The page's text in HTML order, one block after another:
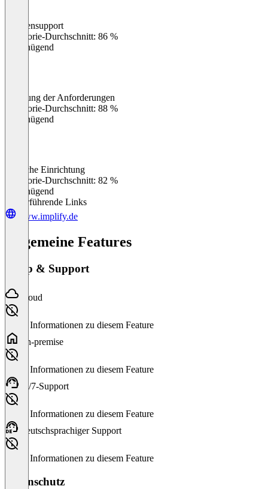
Kundensupport
Kategorie-Durchschnitt: 86 %
Ungenügend
Erfüllung der Anforderungen
Kategorie-Durchschnitt: 88 %
Ungenügend
Einfache Einrichtung
Kategorie-Durchschnitt: 82 %
Ungenügend
Weiterführende Links
www.implify.de
Allgemeine Features
Setup & Support
Cloud
Keine Informationen zu diesem Feature
On-premise
Keine Informationen zu diesem Feature
24/7-Support
Keine Informationen zu diesem Feature
Deutschsprachiger Support
Keine Informationen zu diesem Feature
Datenschutz